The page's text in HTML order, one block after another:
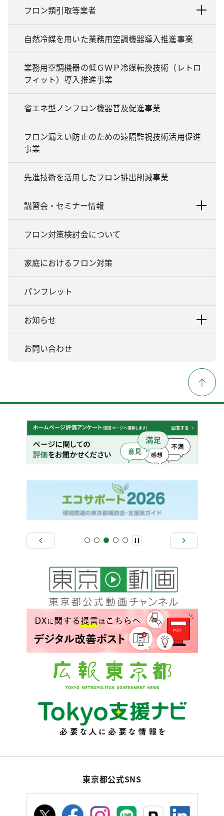
フロン類引取等業者
自然冷媒を用いた業務用空調機器導入推進事業
業務用空調機器の低ＧＷＰ冷媒転換技術（レトロ
フィット）導入推進事業
省エネ型ノンフロン機器普及促進事業
フロン漏えい防止のための遠隔監視技術活用促進
事業
先進技術を活用したフロン排出削減事業
講習会・セミナー情報
フロン対策検討会について
家庭におけるフロン対策
パンフレット
お知らせ
お問い合わせ
東京都公式SNS